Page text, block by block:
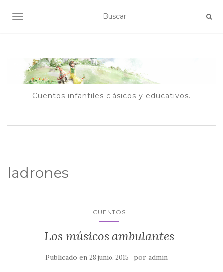
ALTERNAR NAVEGACIÓN
Cuentos infantiles clásicos y educativos.
ladrones
CUENTOS
Los músicos ambulantes
Publicado en 28 junio, 2015 por admin